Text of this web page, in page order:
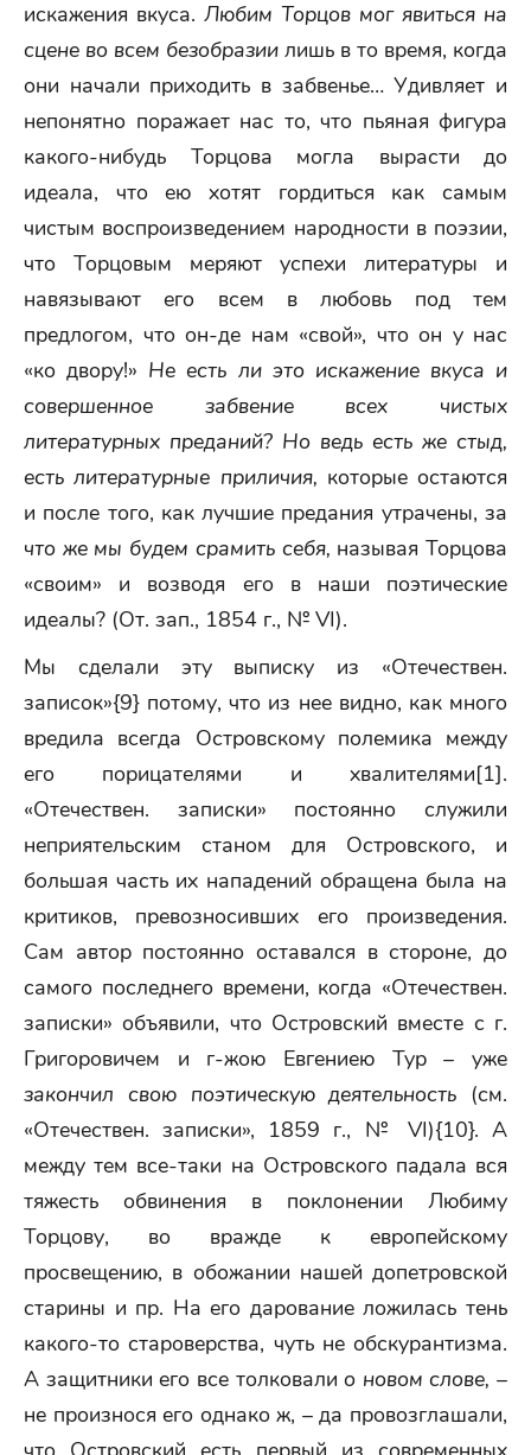
искажения вкуса. Любим Торцов мог явиться на
сцене во всем безобразии лишь в то время, когда
они начали приходить в забвенье… Удивляет и
непонятно поражает нас то, что пьяная фигура
какого-нибудь Торцова могла вырасти до
идеала, что ею хотят гордиться как самым
чистым воспроизведением народности в поэзии,
что Торцовым меряют успехи литературы и
навязывают его всем в любовь под тем
предлогом, что он-де нам «свой», что он у нас
«ко двору!» Не есть ли это искажение вкуса и
совершенное забвение всех чистых
литературных преданий? Но ведь есть же стыд,
есть литературные приличия, которые остаются
и после того, как лучшие предания утрачены, за
что же мы будем срамить себя, называя Торцова
«своим» и возводя его в наши поэтические
идеалы? (От. зап., 1854 г., № VI).
Мы сделали эту выписку из «Отечествен.
записок»{9} потому, что из нее видно, как много
вредила всегда Островскому полемика между
его порицателями и хвалителями[1].
«Отечествен. записки» постоянно служили
неприятельским станом для Островского, и
большая часть их нападений обращена была на
критиков, превозносивших его произведения.
Сам автор постоянно оставался в стороне, до
самого последнего времени, когда «Отечествен.
записки» объявили, что Островский вместе с г.
Григоровичем и г-жою Евгениею Тур – уже
закончил свою поэтическую деятельность (см.
«Отечествен. записки», 1859 г., № VI){10}. А
между тем все-таки на Островского падала вся
тяжесть обвинения в поклонении Любиму
Торцову, во вражде к европейскому
просвещению, в обожании нашей допетровской
старины и пр. На его дарование ложилась тень
какого-то староверства, чуть не обскурантизма.
А защитники его все толковалио новом слове, –
не произнося его однако ж, – да провозглашали,